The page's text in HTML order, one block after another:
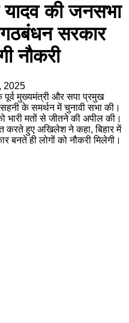
की जनसभा
सरकार
नौकरी
2025
मुख्यमंत्री और सपा प्रमुख
के समर्थन में चुनावी सभा की।
भारी मतों से जीतने की अपील की।
करते हुए अखिलेश ने कहा, बिहार में
बनते ही लोगों को नौकरी मिलेगी।